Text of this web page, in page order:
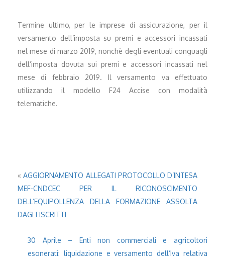
Termine ultimo, per le imprese di assicurazione, per il
versamento dell’imposta su premi e accessori incassati
nel mese di marzo 2019, nonchè degli eventuali conguagli
dell’imposta dovuta sui premi e accessori incassati nel
mese di febbraio 2019. Il versamento va effettuato
utilizzando il modello F24 Accise con modalità
telematiche.
«AGGIORNAMENTO ALLEGATI PROTOCOLLO D’INTESA
MEF-CNDCEC PER IL RICONOSCIMENTO
DELL’EQUIPOLLENZA DELLA FORMAZIONE ASSOLTA
DAGLI ISCRITTI
30 Aprile – Enti non commerciali e agricoltori
esonerati: liquidazione e versamento dell’Iva relativa